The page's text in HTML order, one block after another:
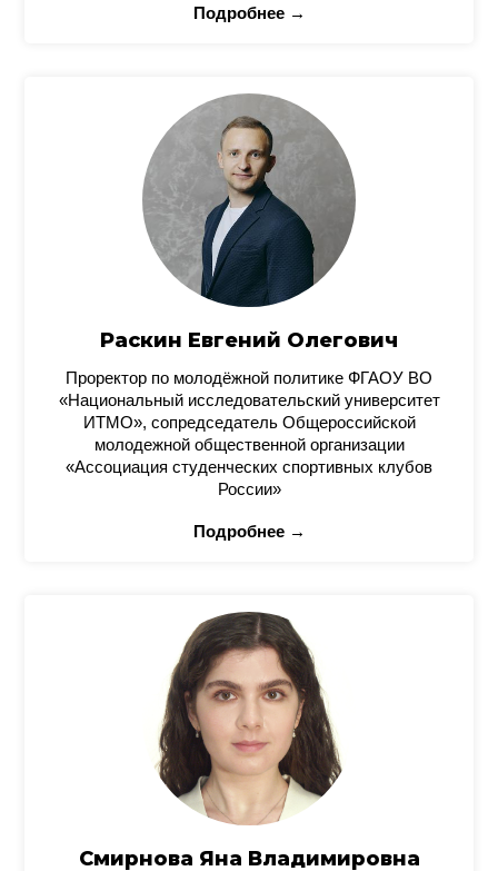
Подробнее →
Раскин Евгений Олегович
Проректор по молодёжной политике ФГАОУ ВО
«Национальный исследовательский университет
ИТМО», сопредседатель Общероссийской
молодежной общественной организации
«Ассоциация студенческих спортивных клубов
России»
Подробнее →
Смирнова Яна Владимировна